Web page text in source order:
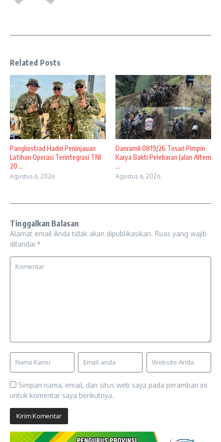
Related Posts
Pangkostrad Hadiri Peninjauan
Latihan Operasi Terintegrasi TNI
20 ...
Agustus 6, 2026
Danramil 0819/26 Tosari Pimpin
Karya Bakti Pelebaran Jalan Altern
...
Agustus 6, 2026
Tinggalkan Balasan
Alamat email Anda tidak akan dipublikasikan. Ruas yang wajib
ditandai *
Simpan nama, email, dan situs web saya pada peramban ini
untuk komentar saya berikutnya.